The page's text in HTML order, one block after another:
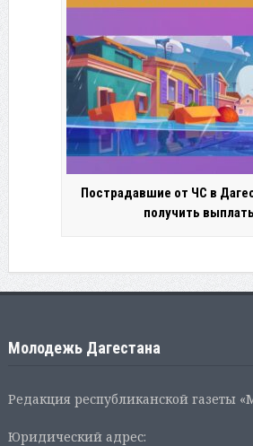
Пострадавшие от ЧС в
получить
Молодежь Дагестана
Редакция республиканской газеты
Юридический адрес: